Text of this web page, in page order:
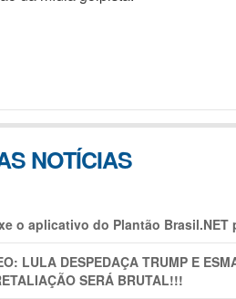
NOTÍCIAS
o aplicativo do Plantão Brasil.NET
LULA DESPEDAÇA TRUMP E
SERÁ BRUTAL!!!